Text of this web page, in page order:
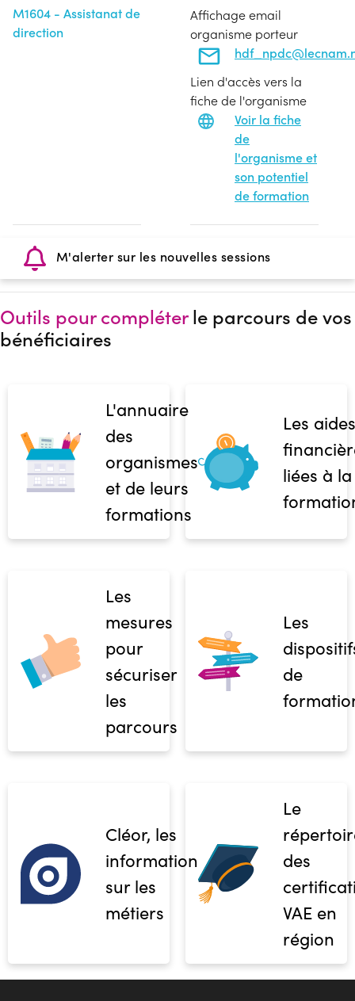
M1604 - Assistanat de
direction
Affichage email
organisme porteur
Lien d'accès vers la
fiche de l'organisme
Voir la fiche
de
l'organisme et
son potentiel
de formation
M'alerter sur les nouvelles sessions
Outils pour compléterle parcours de vos
bénéficiaires
L'annuaire
des
organismes
et de leurs
formations
Les aides
liées à la
Les
mesures
pour
sécuriser
les
parcours
Les
de
Cléor, les
informations
sur les
métiers
Le
des
VAE en
région